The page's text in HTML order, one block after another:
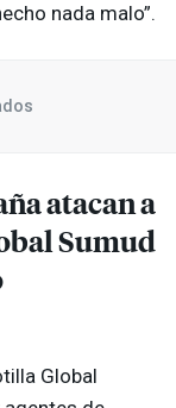
nada malo”.
atacan a
Sumud
Global